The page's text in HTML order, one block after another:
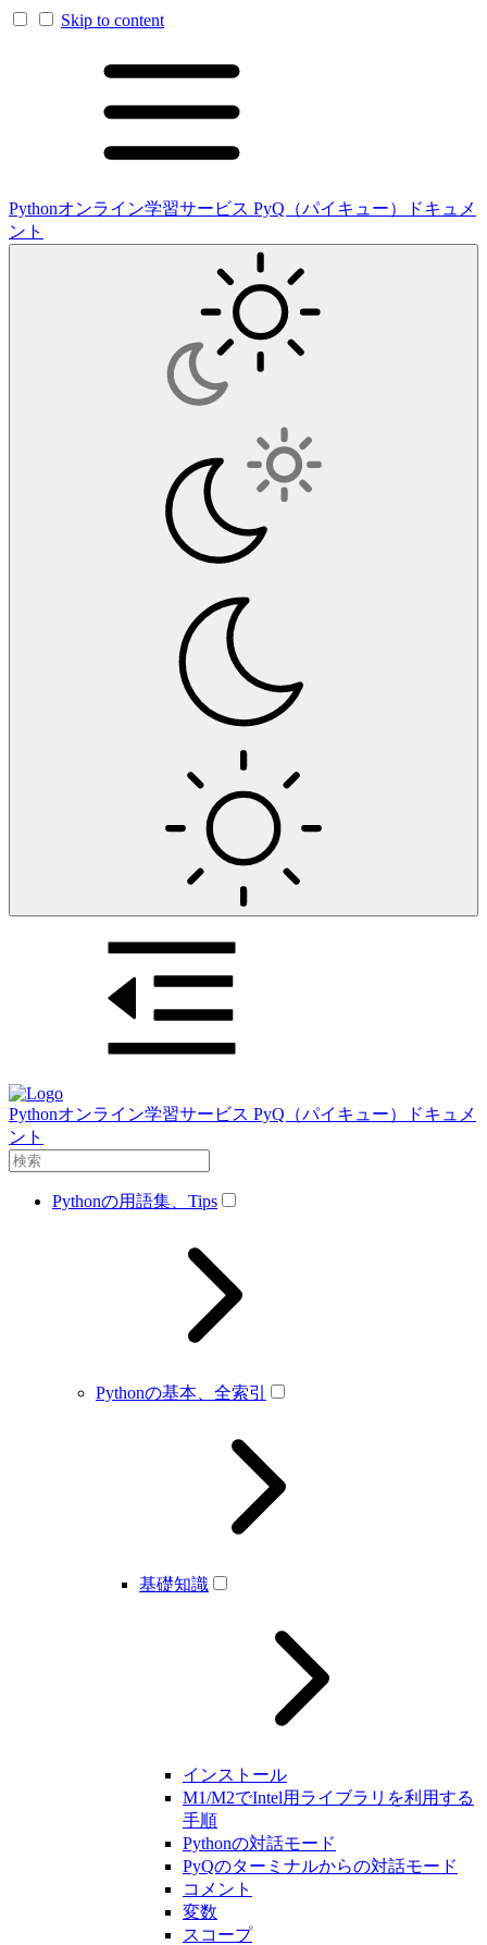
Skip to content
Pythonオンライン学習サービス PyQ（パイキュー）ドキュメ
ント
Pythonオンライン学習サービス PyQ（パイキュー）ドキュメ
ント
Pythonの用語集、Tips
Pythonの基本、全索引
基礎知識
インストール
M1/M2でIntel用ライブラリを利用する
手順
Pythonの対話モード
PyQのターミナルからの対話モード
コメント
変数
スコープ